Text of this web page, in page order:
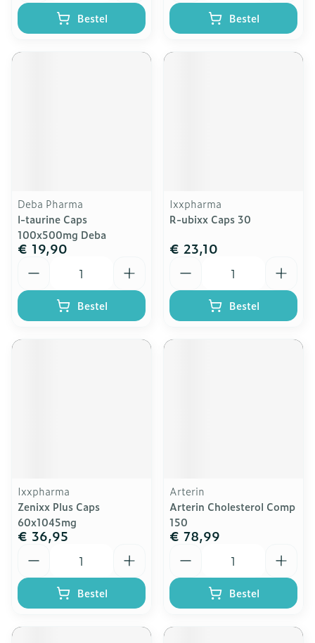
Bestel Bestel
Deba Pharma
l-taurine Caps
100x500mg Deba
€ 19,90
Bestel
Ixxpharma
R-ubixx Caps 30
€ 23,10
Bestel
Ixxpharma
Zenixx Plus Caps
60x1045mg
€ 36,95
Bestel
Arterin
Arterin Cholesterol Comp
150
€ 78,99
Bestel